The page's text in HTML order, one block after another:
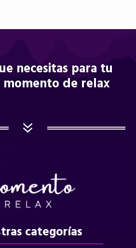
necesitas para tu
de relax
7
categorías